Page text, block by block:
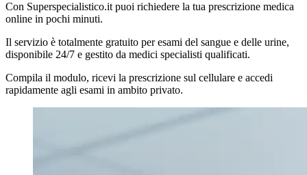
Con Superspecialistico.it puoi richiedere la tua prescrizione medica
online in pochi minuti.
Il servizio è totalmente gratuito per esami del sangue e delle urine,
disponibile 24/7 e gestito da medici specialisti qualificati.
Compila il modulo, ricevi la prescrizione sul cellulare e accedi
rapidamente agli esami in ambito privato.